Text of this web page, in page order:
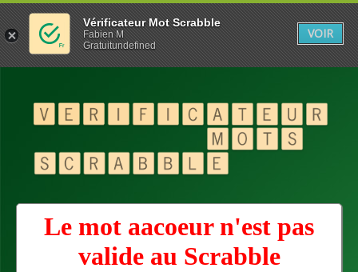
Le mot aacoeur n'est pas
valide au Scrabble
Vérificateur Mot Scrabble
Fabien M
Gratuitundefined
VOIR